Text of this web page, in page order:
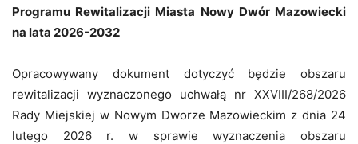
Programu Rewitalizacji Miasta Nowy Dwór Mazowiecki
na lata 2026-2032
Opracowywany dokument dotyczyć będzie obszaru
rewitalizacji wyznaczonego uchwałą nr XXVIII/268/2026
Rady Miejskiej w Nowym Dworze Mazowieckim z dnia 24
lutego 2026 r. w sprawie wyznaczenia obszaru